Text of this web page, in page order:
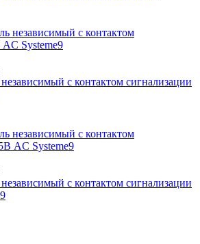
с контактом сигнализации
с контактом сигнализации